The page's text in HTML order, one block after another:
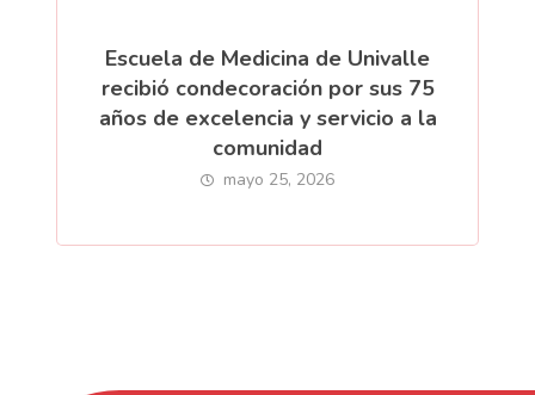
Escuela de Medicina de Univalle
recibió condecoración por sus 75
años de excelencia y servicio a la
comunidad
mayo 25, 2026